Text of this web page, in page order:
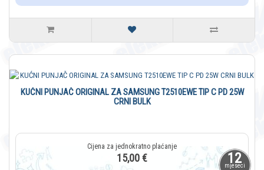
12
mjeseci
KUĆNI PUNJAČ ORIGINAL ZA SAMSUNG T2510EWE TIP C PD 25W
CRNI BULK
15,00 €